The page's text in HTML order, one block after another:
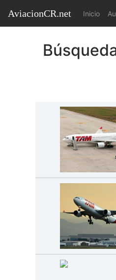
AviacionCR.net Inicio